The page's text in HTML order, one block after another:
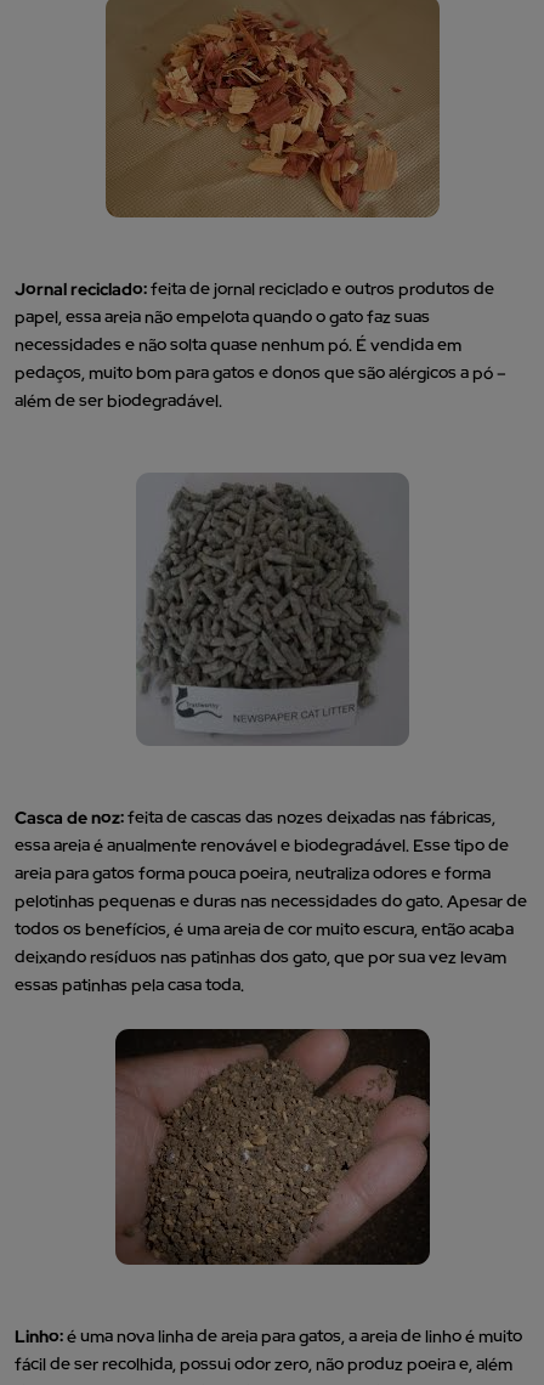
Jornal reciclado:feita de jornal reciclado e outros produtos de
papel, essa areia não empelota quando o gato faz suas
necessidades e não solta quase nenhum pó. É vendida em
pedaços, muito bom para gatos e donos que são alérgicos a pó –
além de ser biodegradável.
Casca de noz:feita de cascas das nozes deixadas nas fábricas,
essa areia é anualmente renovável e biodegradável. Esse tipo de
areia para gatos forma pouca poeira, neutraliza odores e forma
pelotinhas pequenas e duras nas necessidades do gato. Apesar de
todos os benefícios, é uma areia de cor muito escura, então acaba
deixando resíduos nas patinhas dos gato, que por sua vez levam
essas patinhas pela casa toda.
Linho:é uma nova linha de areia para gatos, a areia de linho é muito
fácil de ser recolhida, possui odor zero, não produz poeira e, além